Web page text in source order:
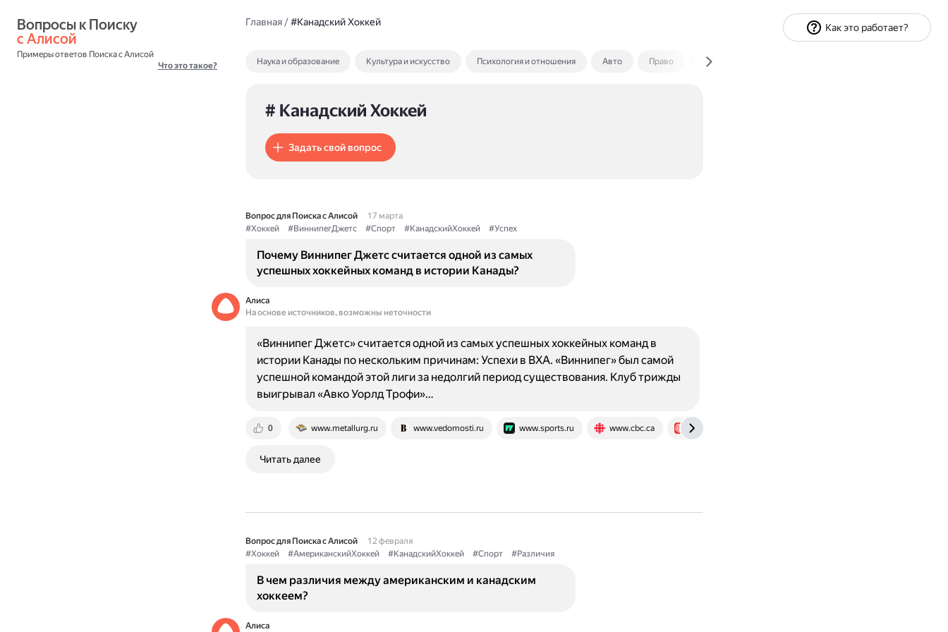
с Алисой
Примеры ответов Поиска с Алисой
Что это такое?
Главная/#Канадский Хоккей
Наука и образование Культура и искусство Психология и отношения Авто Право Экономика и финансы
# Канадский Хоккей
Задать свой вопрос
Вопрос для Поиска с Алисой
17 марта
#Хоккей
#ВиннипегДжетс #Спорт #КанадскийХоккей #Успех
Почему Виннипег Джетс считается одной из самых
успешных хоккейных команд в истории Канады?
Алиса
На основе источников, возможны неточности
0 www.metallurg.ru www.vedomosti.ru www.sports.ru www.cbc.ca www.sport-express.ru
«Виннипег Джетс» считается одной из самых успешных хоккейных команд в
истории Канады по нескольким причинам: Успехи в ВХА. «Виннипег» был самой
успешной командой этой лиги за недолгий период существования. Клуб трижды
выигрывал «Авко Уорлд Трофи»…
Читать далее
Вопрос для Поиска с Алисой
12 февраля
#Хоккей
#АмериканскийХоккей #КанадскийХоккей #Спорт #Различия
В чем различия между американским и канадским
хоккеем?
Алиса
Как это работает?